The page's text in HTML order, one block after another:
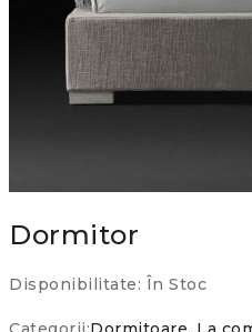
Dormitor
Disponibilitate: În Stoc